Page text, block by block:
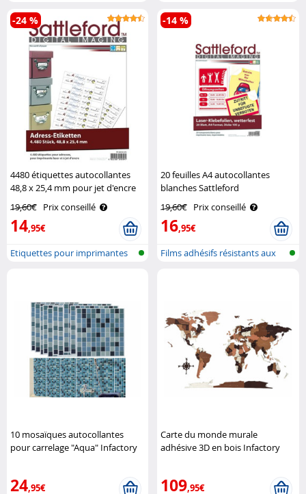
4480 étiquettes autocollantes
48,8 x 25,4 mm pour jet d'encre
19,60€ Prix conseillé
14,95€
-24 %
Etiquettes pour imprimantes
20 feuilles A4 autocollantes
blanches Sattleford
19,60€ Prix conseillé
16,95€
-14 %
Films adhésifs résistants aux
10 mosaïques autocollantes
pour carrelage "Aqua" Infactory
24,95€
Carte du monde murale
adhésive 3D en bois Infactory
109,95€